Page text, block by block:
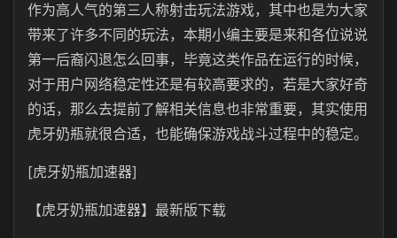
作为高人气的第三人称射击玩法游戏，其中也是为大家
带来了许多不同的玩法，本期小编主要是来和各位说说
第一后裔闪退怎么回事，毕竟这类作品在运行的时候，
对于用户网络稳定性还是有较高要求的，若是大家好奇
的话，那么去提前了解相关信息也非常重要，其实使用
虎牙奶瓶就很合适，也能确保游戏战斗过程中的稳定。
[虎牙奶瓶加速器]
【虎牙奶瓶加速器】最新版下载